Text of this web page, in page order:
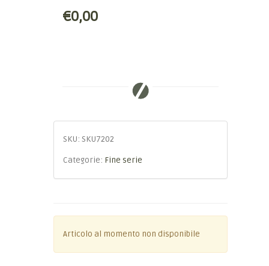
€0,00
SKU: SKU7202
Categorie: Fine serie
Articolo al momento non disponibile